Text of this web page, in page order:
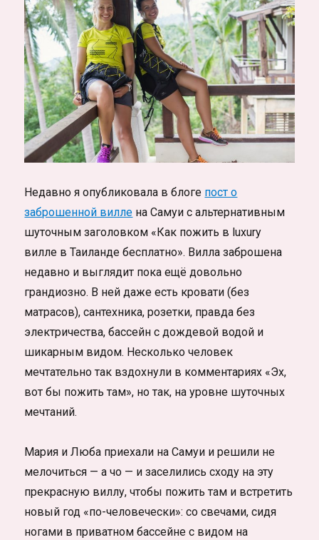
Недавно я опубликовала в блоге пост о
заброшенной вилле на Самуи с альтернативным
шуточным заголовком «Как пожить в luxury
вилле в Таиланде бесплатно». Вилла заброшена
недавно и выглядит пока ещё довольно
грандиозно. В ней даже есть кровати (без
матрасов), сантехника, розетки, правда без
электричества, бассейн с дождевой водой и
шикарным видом. Несколько человек
мечтательно так вздохнули в комментариях «Эх,
вот бы пожить там», но так, на уровне шуточных
мечтаний.
Мария и Люба приехали на Самуи и решили не
мелочиться — а чо — и заселились сходу на эту
прекрасную виллу, чтобы пожить там и встретить
новый год «по-человечески»: со свечами, сидя
ногами в приватном бассейне с видом на